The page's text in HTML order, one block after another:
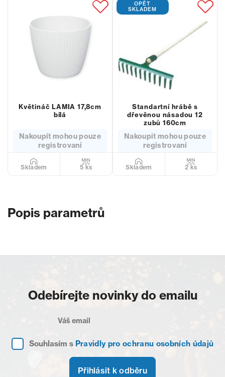
Květináč LAMIA 17,8cm
bílá
Nakoupit mohou pouze
registrovaní
Skladem 5 ks
OPĚT
SKLADEM
Standartní hrábě s
dřevěnou násadou 12
zubů 160cm
Nakoupit mohou pouze
registrovaní
Skladem 2 ks
Popis parametrů
Odebírejte novinky do emailu
Souhlasím s Pravidly pro ochranu osobních údajů
Přihlásit k odběru